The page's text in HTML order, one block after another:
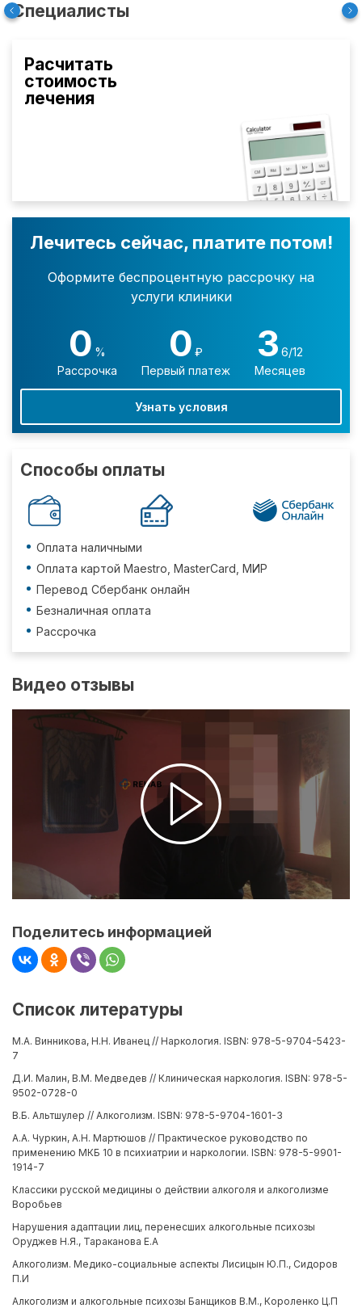
Специалисты
Расчитать
стоимость
лечения
Лечитесь сейчас, платите потом!
Оформите беспроцентную рассрочку на
услуги клиники
0 %
Рассрочка
0 ₽
Первый платеж
3 6/12
Месяцев
Узнать условия
Способы оплаты
Оплата наличными
Оплата картой Maestro, MasterCard, МИР
Перевод Сбербанк онлайн
Безналичная оплата
Рассрочка
Видео отзывы
Поделитесь информацией
Список литературы
М.А. Винникова, Н.Н. Иванец // Наркология. ISBN: 978-5-9704-5423-
7
Д.И. Малин, В.М. Медведев // Клиническая наркология. ISBN: 978-5-
9502-0728-0
В.Б. Альтшулер // Алкоголизм. ISBN: 978-5-9704-1601-3
А.А. Чуркин, А.Н. Мартюшов // Практическое руководство по
применению МКБ 10 в психиатрии и наркологии. ISBN: 978-5-9901-
1914-7
Классики русской медицины о действии алкоголя и алкоголизме
Воробьев
Нарушения адаптации лиц, перенесших алкогольные психозы
Оруджев Н.Я., Тараканова Е.А
Алкоголизм. Медико-социальные аспекты Лисицын Ю.П., Сидоров
П.И
Алкоголизм и алкогольные психозы Банщиков В.М., Короленко Ц.П